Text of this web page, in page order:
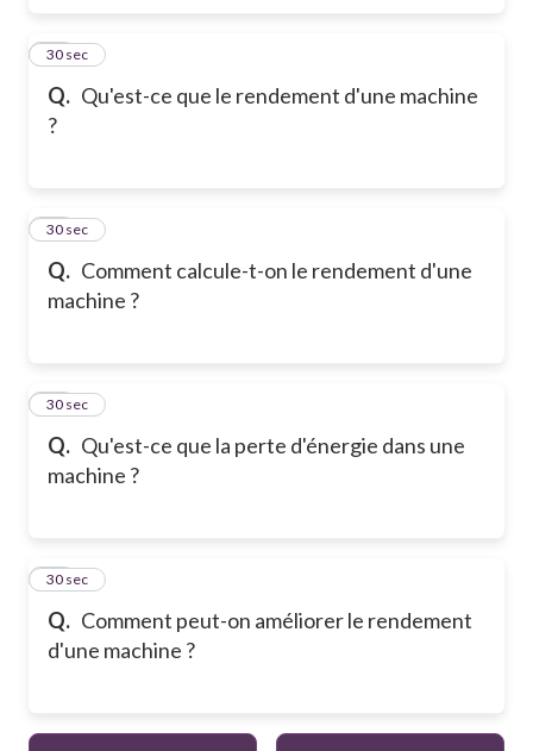
Q. Qu'est-ce que le rendement d'une machine
?
29
30 sec
Q. Comment calcule-t-on le rendement d'une
machine ?
30
30 sec
Q. Qu'est-ce que la perte d'énergie dans une
machine ?
31
30 sec
Q. Comment peut-on améliorer le rendement
d'une machine ?
32
30 sec